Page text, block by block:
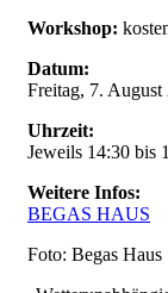
Workshop:
Datum:
Freitag, 7.
Uhrzeit:
Jeweils 14:30 bis
Weitere Infos:
BEGAS HAUS
Foto: Begas Haus